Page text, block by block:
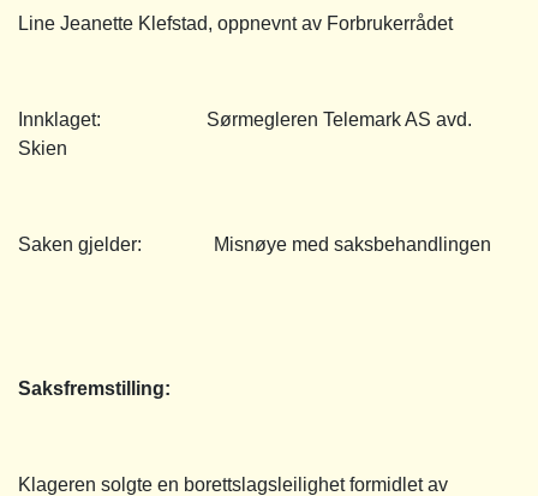
Line Jeanette Klefstad, oppnevnt av Forbrukerrådet
Innklaget: Sørmegleren Telemark AS avd.
Skien
Saken gjelder: Misnøye med saksbehandlingen
Saksfremstilling:
Klageren solgte en borettslagsleilighet formidlet av